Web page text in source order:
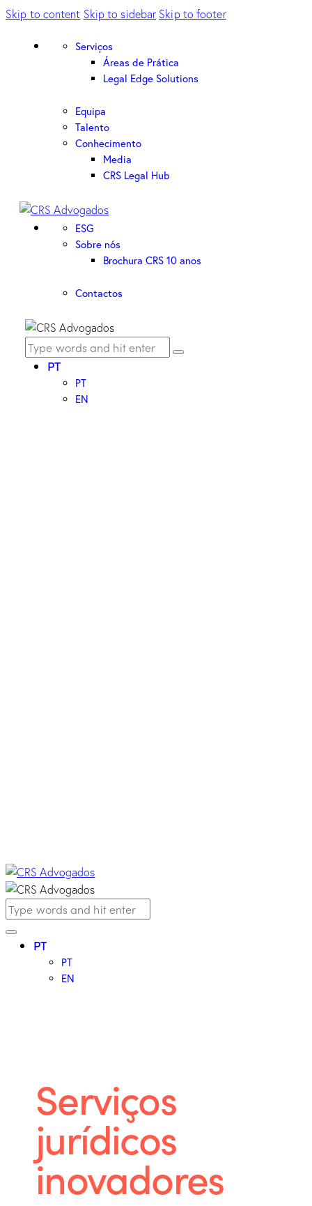
Skip to content Skip to sidebar Skip to footer
Serviços
Áreas de Prática
Legal Edge Solutions
Equipa
Talento
Conhecimento
Media
CRS Legal Hub
ESG
Sobre nós
Brochura CRS 10 anos
Contactos
PT
PT
EN
PT
PT
EN
Serviços
jurídicos
inovadores